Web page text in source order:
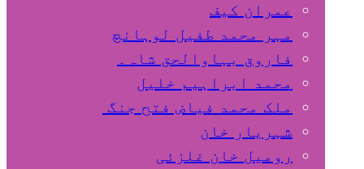
عمران کیف
مہر محمد طفیل لوہانچ
فاروق بہاوالحق شاہ۔
محمد ابراہیم خلیل
ملک محمد فیاض فتح جنگ
شہریار خان
رومیل خان غلزئی